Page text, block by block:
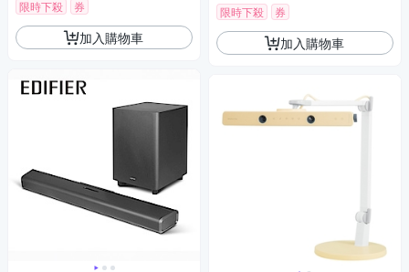
限時下殺 券
加入購物車
限時下殺 券
加入購物車